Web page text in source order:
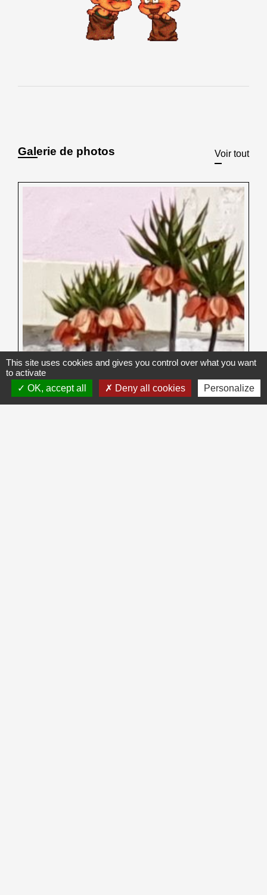
Galerie de photos Voir tout
This site uses cookies and gives you control over what you want
to activate
OK, accept all
Deny all cookies Personalize